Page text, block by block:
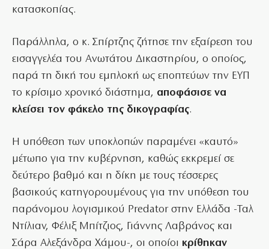
κατασκοπίας.
Παράλληλα, ο κ. Σπίρτζης ζήτησε την εξαίρεση του
εισαγγελέα του Ανωτάτου Δικαστηρίου, ο οποίος,
παρά τη δική του εμπλοκή ως εποπτεύων την ΕΥΠ
το κρίσιμο χρονικό διάστημα, αποφάσισε να
κλείσει τον φάκελο της δικογραφίας.
Η υπόθεση των υποκλοπών παραμένει «καυτό»
μέτωπο για την κυβέρνηση, καθώς εκκρεμεί σε
δεύτερο βαθμό και η δίκη με τους τέσσερες
βασικούς κατηγορουμένους για την υπόθεση του
παράνομου λογισμικού Predator στην Ελλάδα -Ταλ
Ντίλιαν, Φέλιξ Μπίτζιος, Γιάννης Λαβράνος και
Σάρα Αλεξάνδρα Χάμου-, οι οποίοι κρίθηκαν